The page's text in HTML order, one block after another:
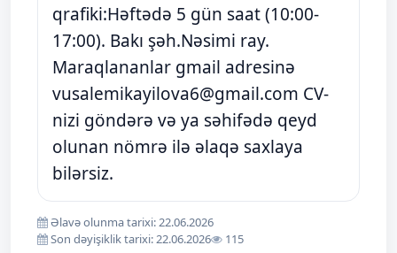
qrafiki:Həftədə 5 gün saat (10:00-
17:00). Bakı şəh.Nəsimi ray.
Maraqlananlar gmail adresinə
vusalemikayilova6@gmail.com CV-
nizi göndərə və ya səhifədə qeyd
olunan nömrə ilə əlaqə saxlaya
bilərsiz.
Əlavə olunma tarixi: 22.06.2026
Son dəyişiklik tarixi: 22.06.2026
115